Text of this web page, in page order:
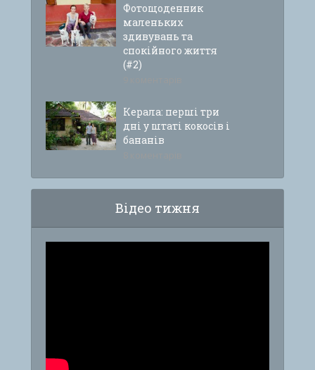
Фотощоденник
маленьких
здивувань та
спокійного життя
(#2)
Керала: перші три
дні у штаті кокосів і
бананів
Відео тижня